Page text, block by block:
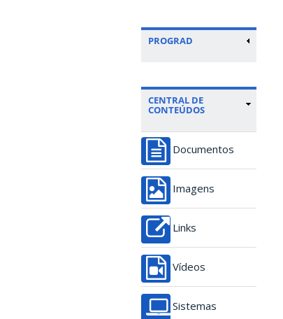
PROGRAD
CENTRAL DE
CONTEÚDOS
Documentos
Imagens
Links
Vídeos
Sistemas